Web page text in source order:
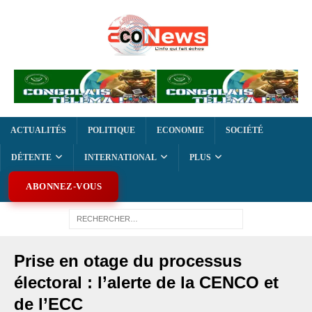
ACTUALITÉS POLITIQUE ECONOMIE SOCIÉTÉ
DÉTENTE INTERNATIONAL PLUS
ABONNEZ-VOUS
Prise en otage du processus
électoral : l’alerte de la CENCO et
de l’ECC